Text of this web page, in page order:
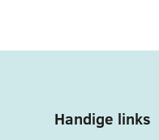
Handige links